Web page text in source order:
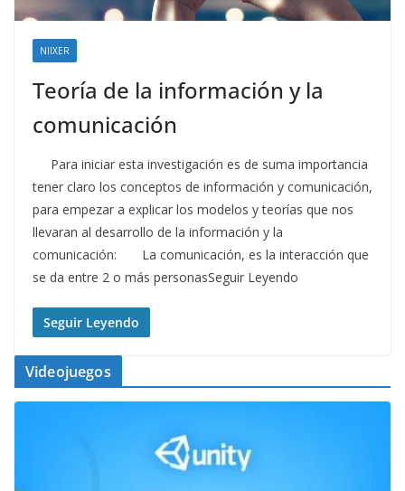
NIIXER
Teoría de la información y la
comunicación
Para iniciar esta investigación es de suma importancia
tener claro los conceptos de información y comunicación,
para empezar a explicar los modelos y teorías que nos
llevaran al desarrollo de la información y la
comunicación: La comunicación, es la interacción que
se da entre 2 o más personasSeguir Leyendo
Seguir Leyendo
Videojuegos